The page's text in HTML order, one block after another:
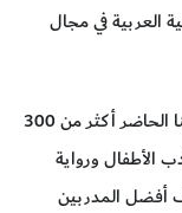
العربية في مجال
يُذكَر أنَّ برنامج دبي الدولي للكتابة درَّب حتى يومنا الحاضر أكثر من 300
الأطفال ورواية
أفضل المدربين